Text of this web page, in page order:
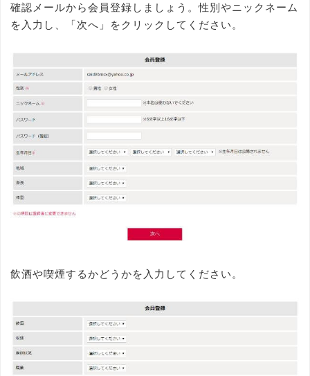
確認メールから会員登録しましょう。性別やニックネーム
を入力し、「次へ」をクリックしてください。
飲酒や喫煙するかどうかを入力してください。